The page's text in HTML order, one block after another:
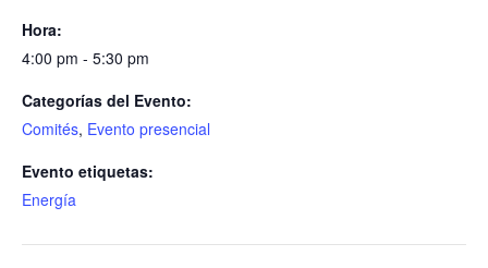
Hora:
4:00 pm - 5:30 pm
Categorías del Evento:
Comités, Evento presencial
Evento etiquetas:
Energía